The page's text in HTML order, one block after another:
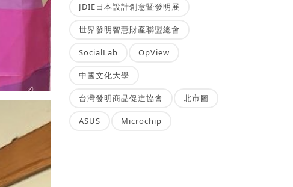
JDIE日本設計創意暨發明展
世界發明智慧財產聯盟總會
SocialLab OpView
中國文化大學
台灣發明商品促進協會 北市圖
ASUS Microchip